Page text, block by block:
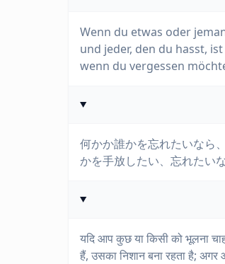
Wenn du etwas oder
und jeder, den du hasst,
wenn du vergessen
何かか誰かを忘れたいなら
かを手放したい、忘れたい
यदि आप कुछ या किसी को भूलना
हैं, उसका निशान बना रहता है;